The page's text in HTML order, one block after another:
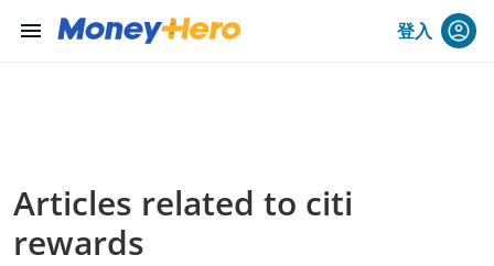
menu 登入
Articles related to citi
rewards